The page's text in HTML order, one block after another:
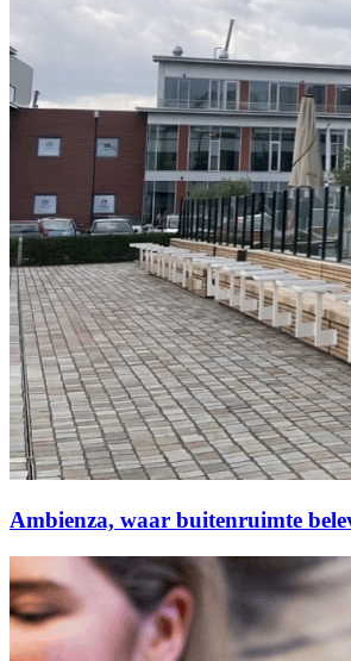
Ambienza, waar buitenruimte